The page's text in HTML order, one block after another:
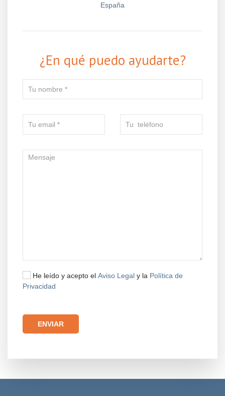
España
¿En qué puedo ayudarte?
He leído y acepto el Aviso Legal y la Política de
Privacidad